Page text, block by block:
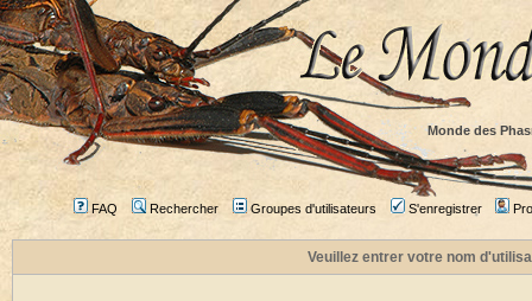
Monde des
FAQ Rechercher Groupes d'utilisateurs S'enregistrer
Veuillez entrer votre nom